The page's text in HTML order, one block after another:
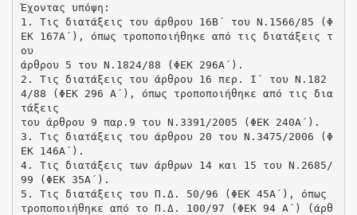
Έχοντας υπόψη:
1. Τις διατάξεις του άρθρου 16Β΄ του Ν.1566/85 (Φ
ΕΚ 167Α΄), όπως τροποποιήθηκε από τις διατάξεις τ
ου
άρθρου 5 του Ν.1824/88 (ΦΕΚ 296Α΄).
2. Τις διατάξεις του άρθρου 16 περ. Ι΄ του Ν.182
4/88 (ΦΕΚ 296 Α΄), όπως τροποποιήθηκε από τις δια
τάξεις
του άρθρου 9 παρ.9 του Ν.3391/2005 (ΦΕΚ 240Α΄).
3. Τις διατάξεις του άρθρου 20 του Ν.3475/2006 (Φ
ΕΚ 146Α΄).
4. Τις διατάξεις των άρθρων 14 και 15 του Ν.2685/
99 (ΦΕΚ 35Α΄).
5. Τις διατάξεις του Π.Δ. 50/96 (ΦΕΚ 45Α΄), όπως
τροποποιήθηκε από το Π.Δ. 100/97 (ΦΕΚ 94 Α΄) (άρθ